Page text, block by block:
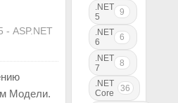
- ASP.NET
Модели.
.NET
5
9
.NET
6
6
.NET
7
8
.NET
Core
36